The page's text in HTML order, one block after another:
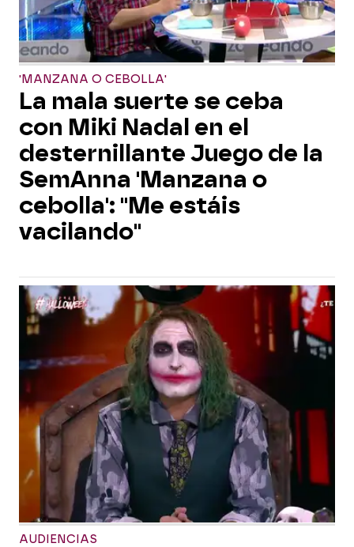
'MANZANA O CEBOLLA'
La mala suerte se ceba
con Miki Nadal en el
desternillante Juego de la
SemAnna 'Manzana o
cebolla': "Me estáis
vacilando"
AUDIENCIAS